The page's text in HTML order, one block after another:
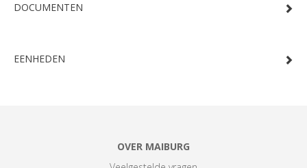
DOCUMENTEN
EENHEDEN
OVER MAIBURG